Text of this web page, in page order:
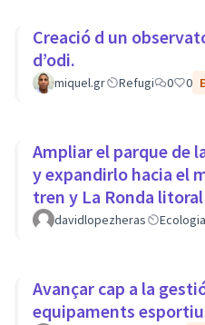
Creació d un
d’odi.
miquel.gr Refugi 0 0
Ampliar el parque de
y expandirlo hacia el
tren y La Ronda litoral
davidlopezheras Ecologia
Avançar cap a la
equipaments